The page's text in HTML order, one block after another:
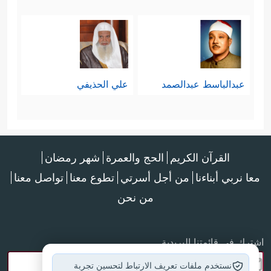
آثارُ هذه التزكية
في سلوكهم
التقيِّ، وإنفاقهم
السخيِّ الذي لا
سبحانه ﴿وَسَیُجَنَّبُهَا
ٱلۡأَتۡقَى﴿١٧﴾
ٱلَّذِی
یُؤۡتِی مَالَهُۥ یَتَزَكَّىٰ
﴿١٨﴾
وَمَا لِأَحَدٍ
عبدالباسط عبدالصمد علي الحذيفي
القرآن الكريم الحج والعمرة شهر رمضان
معا نربي أبناءنا من أجل أسرتي تطوع معنا تواصل معنا
من نحن
اشترك في قائمتنا البريدية
نستخدم ملفات تعريف الارتباط لتحسين تجربة